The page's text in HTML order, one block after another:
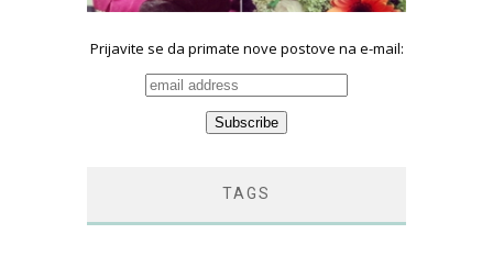
Prijavite se da primate nove postove na e-mail:
TAGS